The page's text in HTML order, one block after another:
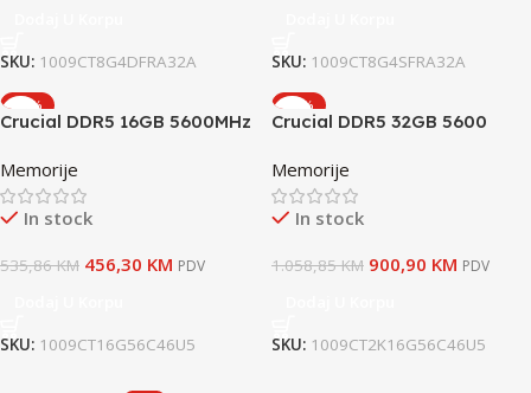
SKU: 1009CT8G4DFRA32A SKU: 1009CT8G4SFRA32A
-15%
Crucial DDR5 16GB 5600MHz
Memorije
In stock
535,86KM 456,30 KM PDV
SKU: 1009CT16G56C46U5
-15%
Crucial DDR5 32GB 5600
Memorije
In stock
1.058,85KM 900,90 KM PDV
SKU: 1009CT2K16G56C46U5